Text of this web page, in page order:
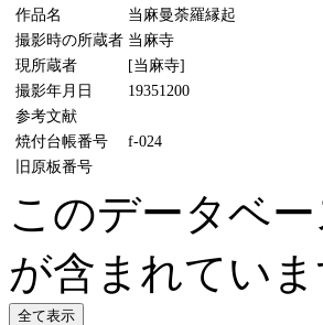
作品名
当麻曼荼羅縁起
撮影時の所蔵者 当麻寺
現所蔵者
[当麻寺]
撮影年月日
19351200
参考文献
焼付台帳番号
f-024
旧原板番号
このデータベ
が含まれていま